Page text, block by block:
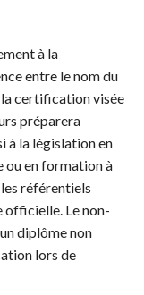
à la
entre le nom du
certification visée
préparera
à la législation en
ou en formation à
référentiels
officielle. Le non-
diplôme non
lors de